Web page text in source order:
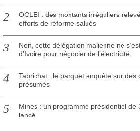
OCLEI : des montants irréguliers
efforts de réforme salués
Non, cette délégation malienne ne
d’Ivoire pour négocier de l’électricité
Tabrichat : le parquet enquête sur des
présumés
Mines : un programme présidentiel de
lancé